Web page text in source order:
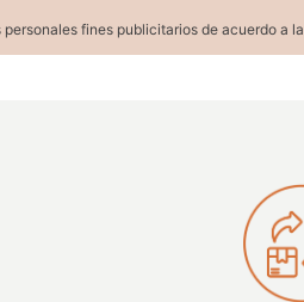
fines publicitarios de acuerdo a la